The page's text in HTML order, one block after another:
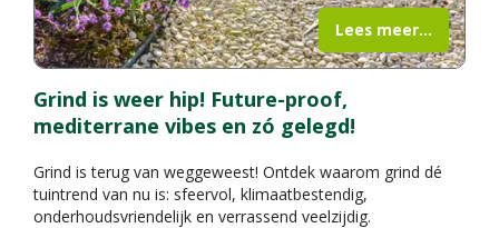
Grind is weer hip! Future-proof,
mediterrane vibes en zó gelegd!
Grind is terug van weggeweest! Ontdek waarom grind dé
tuintrend van nu is: sfeervol, klimaatbestendig,
onderhoudsvriendelijk en verrassend veelzijdig.
Lees meer...